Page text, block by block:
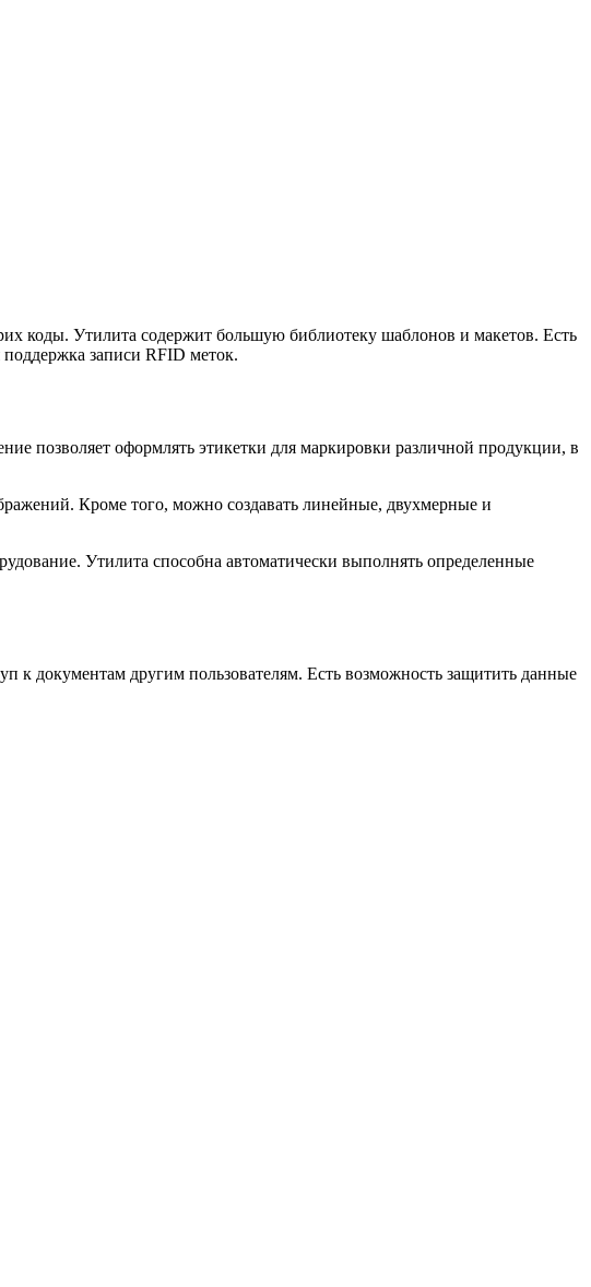
коды. Утилита содержит большую библиотеку шаблонов и макетов. Есть
записи RFID меток.
позволяет оформлять этикетки для маркировки различной продукции, в
Кроме того, можно создавать линейные, двухмерные и
Утилита способна автоматически выполнять определенные
к документам другим пользователям. Есть возможность защитить данные